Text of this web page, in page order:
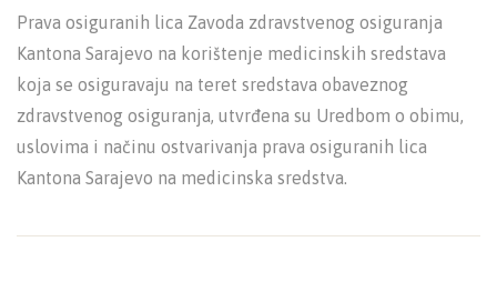
Prava osiguranih lica Zavoda zdravstvenog osiguranja
Kantona Sarajevo na korištenje medicinskih sredstava
koja se osiguravaju na teret sredstava obaveznog
zdravstvenog osiguranja, utvrđena su Uredbom o obimu,
uslovima i načinu ostvarivanja prava osiguranih lica
Kantona Sarajevo na medicinska sredstva.